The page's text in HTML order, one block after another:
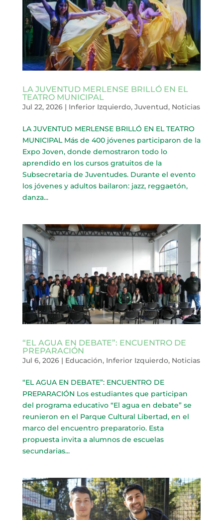
LA JUVENTUD MERLENSE BRILLÓ EN EL
TEATRO MUNICIPAL
Jul 22, 2026| Inferior Izquierdo, Juventud, Noticias
LA JUVENTUD MERLENSE BRILLÓ EN EL TEATRO
MUNICIPAL Más de 400 jóvenes participaron de la
Expo Joven, donde demostraron todo lo
aprendido en los cursos gratuitos de la
Subsecretaria de Juventudes. Durante el evento
los jóvenes y adultos bailaron: jazz, reggaetón,
danza...
“EL AGUA EN DEBATE”: ENCUENTRO DE
PREPARACIÓN
Jul 6, 2026| Educación, Inferior Izquierdo, Noticias
“EL AGUA EN DEBATE”: ENCUENTRO DE
PREPARACIÓN Los estudiantes que participan
del programa educativo “El agua en debate” se
reunieron en el Parque Cultural Libertad, en el
marco del encuentro preparatorio. Esta
propuesta invita a alumnos de escuelas
secundarias...